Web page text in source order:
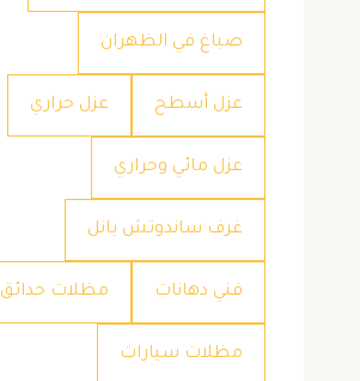
صباغ في الظهران
عزل أسطح عزل حراري
عزل مائي وحراري
غرف ساندوتش بانل
فني دهانات مظلات حدائق
مظلات سيارات